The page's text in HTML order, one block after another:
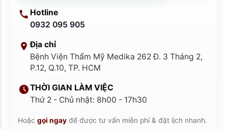
Hotline
0932 095 905
Địa chỉ
Bệnh Viện Thẩm Mỹ Medika 262 Đ. 3 Tháng 2,
P.12, Q.10, TP. HCM
THỜI GIAN LÀM VIỆC
Thứ 2 - Chủ nhật: 8h00 - 17h30
Hoặc gọi ngay để được tư vấn miễn phí & đặt lịch nhanh.